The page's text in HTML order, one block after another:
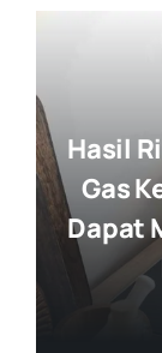
Hasil
Gas
Dapat